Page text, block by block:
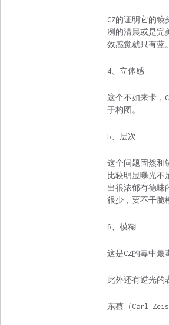
CZ的证明它的
冽的清晨或是完
效感觉就只有蓝。
4、立体感
这个不如来卡，
于构图。
5、层次
这个问题固然和
比较明显曝光不
出很浓郁有德味
很少，要不干脆
6、模糊
这是CZ的毒中最
此外还有逆光的
东蔡（Carl